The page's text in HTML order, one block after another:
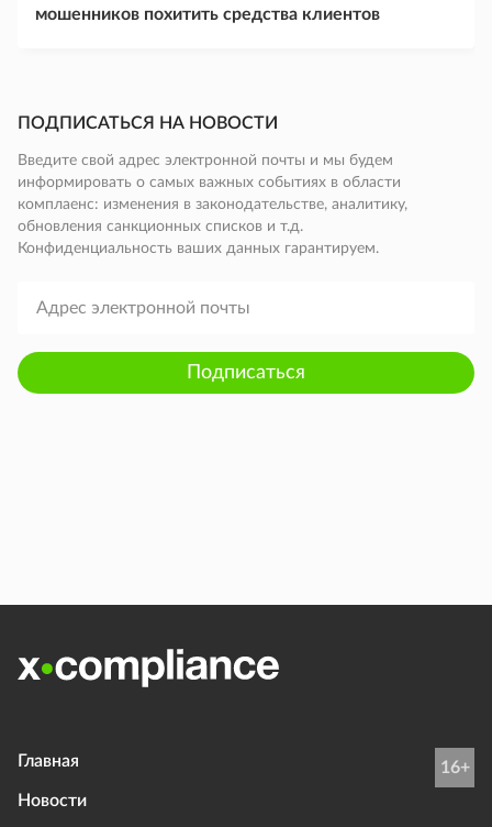
мошенников похитить средства клиентов
ПОДПИСАТЬСЯ НА НОВОСТИ
Введите свой адрес электронной почты и мы будем
информировать о самых важных событиях в области
комплаенс: изменения в законодательстве, аналитику,
обновления санкционных списков и т.д.
Конфиденциальность ваших данных гарантируем.
Подписаться
Главная
Новости
16+